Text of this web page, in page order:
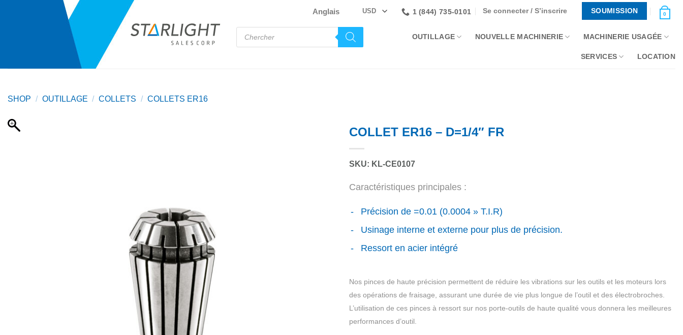
Anglais 1 (844) 735-0101 Se connecter / S’inscrire SOUMISSION 0
Recherche
OUTILLAGE NOUVELLE MACHINERIE MACHINERIE USAGÉE
SERVICES LOCATION
SHOP / OUTILLAGE / COLLETS / COLLETS ER16
COLLET ER16 – D=1/4″ FR
SKU: KL-CE0107
Caractéristiques principales :
Précision de =0.01 (0.0004 » T.I.R)
Usinage interne et externe pour plus de précision.
Ressort en acier intégré
Nos pinces de haute précision permettent de réduire les vibrations sur les outils et les moteurs lors
des opérations de fraisage, assurant une durée de vie plus longue de l’outil et des électrobroches.
L’utilisation de ces pinces à ressort sur nos porte-outils de haute qualité vous donnera les meilleures
performances d’outil.